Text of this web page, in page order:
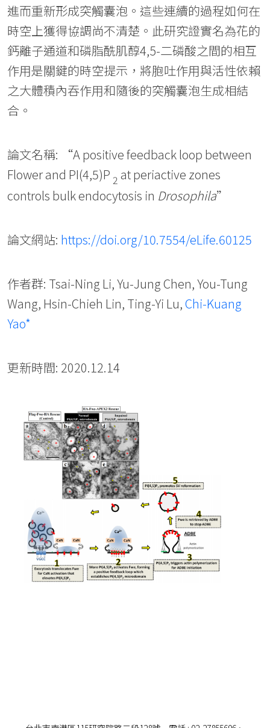
進而重新形成突觸囊泡。這些連續的過程如何在
時空上獲得協調尚不清楚。此研究證實名為花的
鈣離子通道和磷脂酰肌醇4,5-二磷酸之間的相互
作用是關鍵的時空提示，將胞吐作用與活性依賴
之大體積內吞作用和隨後的突觸囊泡生成相結
合。
論文名稱: “A positive feedback loop between
Flower and PI(4,5)P 2 at periactive zones
controls bulk endocytosis in Drosophila”
論文網站: https://doi.org/10.7554/eLife.60125
作者群: Tsai-Ning Li, Yu-Jung Chen, You-Tung
Wang, Hsin-Chieh Lin, Ting-Yi Lu,Chi-Kuang
Yao*
更新時間: 2020.12.14